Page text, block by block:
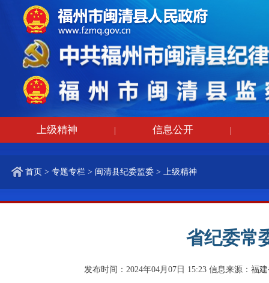
上级精神 信息公开
首页 > 专题专栏 > 闽清县纪委监委 > 上级精神
省纪委常
发布时间：2024年04月07日 15:23 信息来源：福